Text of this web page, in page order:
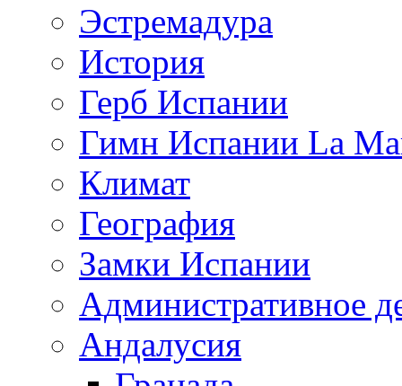
Эстремадура
История
Герб Испании
Гимн Испании La
Климат
География
Замки Испании
Административное
Андалусия